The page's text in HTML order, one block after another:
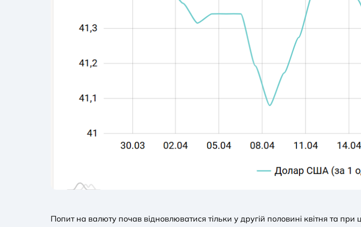
Попит на валюту почав відновлюватися тільки у другій половині квітня та